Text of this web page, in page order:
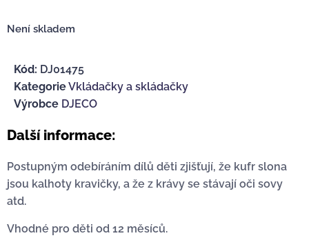
Není skladem
Kód: DJ01475
KategorieVkládačky a skládačky
Výrobce DJECO
Další informace:
Postupným odebíráním dílů děti zjišťují, že kufr slona
jsou kalhoty kravičky, a že z krávy se stávají oči sovy
atd.
Vhodné pro děti od 12 měsíců.